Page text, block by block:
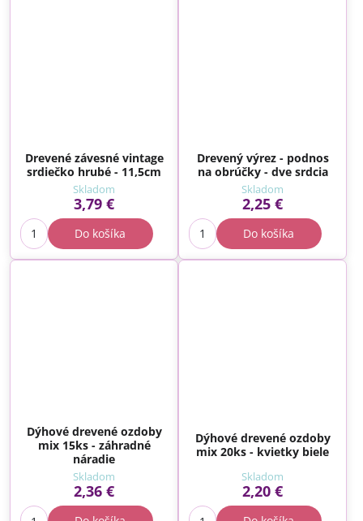
Drevené závesné vintage
srdiečko hrubé - 11,5cm
Skladom
3,79 €
Do košíka
Drevený výrez - podnos
na obrúčky - dve srdcia
Skladom
2,25 €
Do košíka
Dýhové drevené ozdoby
mix 15ks - záhradné
náradie
Skladom
2,36 €
Dýhové drevené ozdoby
mix 20ks - kvietky biele
Skladom
2,20 €